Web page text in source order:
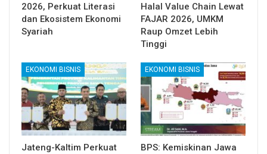
2026, Perkuat Literasi
dan Ekosistem Ekonomi
Syariah
Halal Value Chain Lewat
FAJAR 2026, UMKM
Raup Omzet Lebih
Tinggi
EKONOMI BISNIS
Jateng-Kaltim Perkuat
EKONOMI BISNIS
BPS: Kemiskinan Jawa